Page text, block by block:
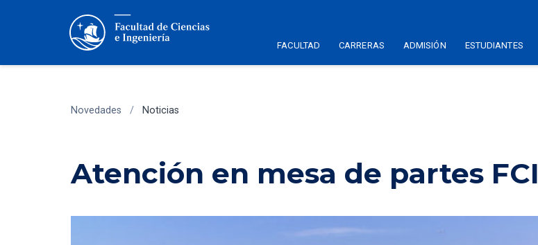
FACULTAD CARRERAS ADMISIÓN ESTUDIANTES
Novedades / Noticias
Atención en mesa de partes FCI